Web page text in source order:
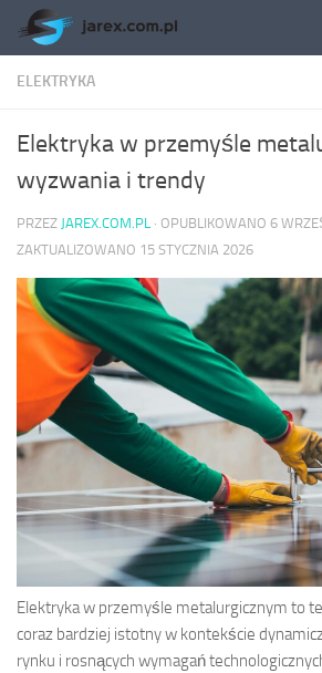
Skip to content
ELEKTRYKA
Elektryka w przemyśle
wyzwania i trendy
PRZEZ JAREX.COM.PL · OPUBLIKOWANO 6
ZAKTUALIZOWANO 15 STYCZNIA 2026
Elektryka w przemyśle metalurgicznym to
coraz bardziej istotny w kontekście
rynku i rosnących wymagań